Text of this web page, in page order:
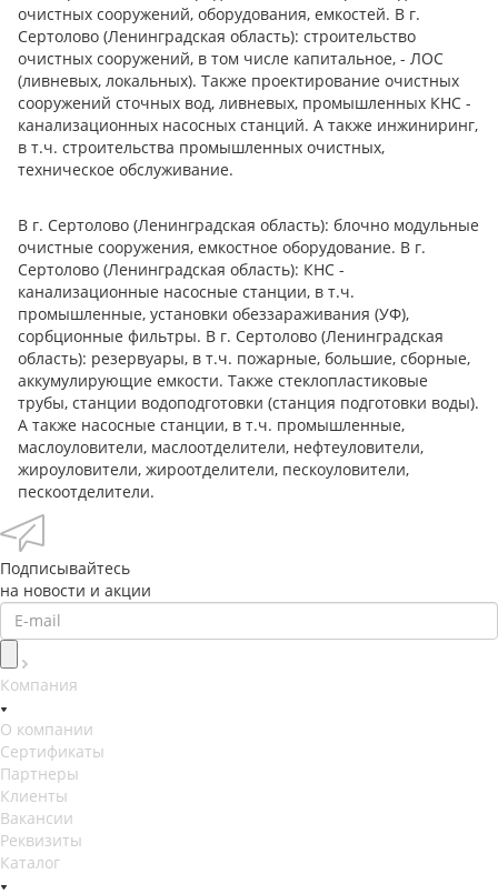
очистных сооружений, оборудования, емкостей. В г.
Сертолово (Ленинградская область): строительство
очистных сооружений, в том числе капитальное, - ЛОС
(ливневых, локальных). Также проектирование очистных
сооружений сточных вод, ливневых, промышленных КНС -
канализационных насосных станций. А также инжиниринг,
в т.ч. строительства промышленных очистных,
техническое обслуживание.
В г. Сертолово (Ленинградская область): блочно модульные
очистные сооружения, емкостное оборудование. В г.
Сертолово (Ленинградская область): КНС -
канализационные насосные станции, в т.ч.
промышленные, установки обеззараживания (УФ),
сорбционные фильтры. В г. Сертолово (Ленинградская
область): резервуары, в т.ч. пожарные, большие, сборные,
аккумулирующие емкости. Также стеклопластиковые
трубы, станции водоподготовки (станция подготовки воды).
А также насосные станции, в т.ч. промышленные,
маслоуловители, маслоотделители, нефтеуловители,
жироуловители, жироотделители, пескоуловители,
пескоотделители.
Подписывайтесь
на новости и акции
Компания
О компании
Сертификаты
Партнеры
Клиенты
Вакансии
Реквизиты
Каталог